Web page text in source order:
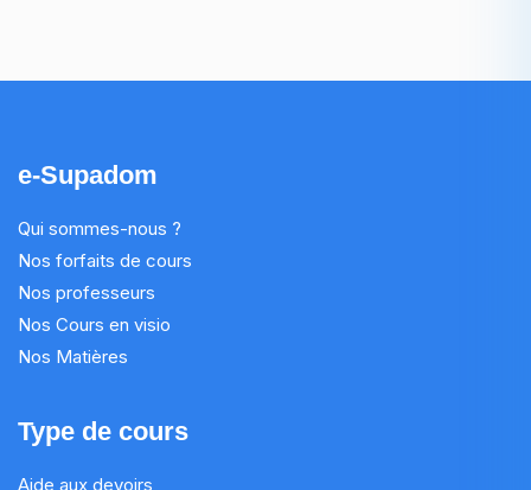
e-Supadom
Qui sommes-nous ?
Nos forfaits de cours
Nos professeurs
Nos Cours en visio
Nos Matières
Type de cours
Aide aux devoirs